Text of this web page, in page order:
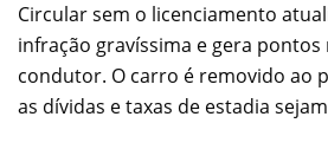
Circular sem o licenciamento
infração gravíssima e gera pontos
condutor. O carro é removido ao
as dívidas e taxas de estadia